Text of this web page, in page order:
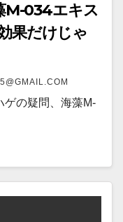
M-034エキス
果だけじゃ
ゲの疑問、海藻M-